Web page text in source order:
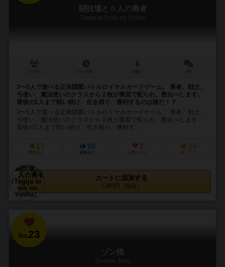
闘技場と５人の勇者
Togijo to 5 nin no Yusha
3〜5人で遊べる正体隠匿バトルロイヤルカードゲーム。 勇者、戦士、
弓使い、魔法使いのクラスから２枚が裏面で配られ、数比べします。
最後の1人まで戦い続け、生き残り、勝利するのは誰だ！？
3〜5人で遊べる正体隠匿バトルロイヤルカードゲーム。 勇者、戦士、
弓使い、魔法使いのクラスから２枚が裏面で配られ、数比べします。
最後の1人まで戦い続け、生き残り、勝利す...
17
興味あり
10
経験あり
3
お気に入り
14
持ってる
カートに追加する
1,000円（税込）
No.23
ゾン狼
Zombie Jinro